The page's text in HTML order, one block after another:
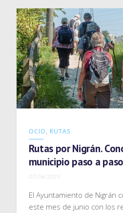
OCIO, RUTAS
Rutas por Nigrán.
municipio paso a paso
07/06/2023
El Ayuntamiento de Nigrán
este mes de junio con los